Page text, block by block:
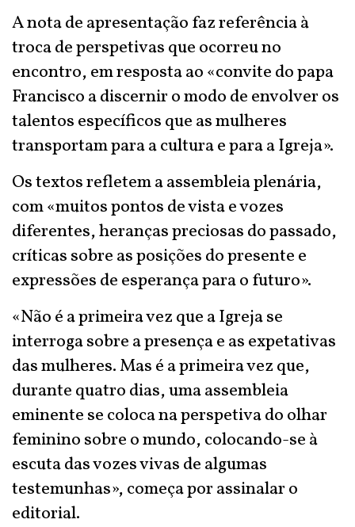
A nota de apresentação faz referência à
troca de perspetivas que ocorreu no
encontro, em resposta ao «convite do papa
Francisco a discernir o modo de envolver os
talentos específicos que as mulheres
transportam para a cultura e para a Igreja».
Os textos refletem a assembleia plenária,
com «muitos pontos de vista e vozes
diferentes, heranças preciosas do passado,
críticas sobre as posições do presente e
expressões de esperança para o futuro».
«Não é a primeira vez que a Igreja se
interroga sobre a presença e as expetativas
das mulheres. Mas é a primeira vez que,
durante quatro dias, uma assembleia
eminente se coloca na perspetiva do olhar
feminino sobre o mundo, colocando-se à
escuta das vozes vivas de algumas
testemunhas», começa por assinalar o
editorial.